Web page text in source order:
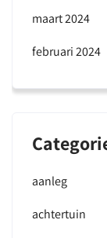
maart 2024
februari 2024
aanleg
achtertuin